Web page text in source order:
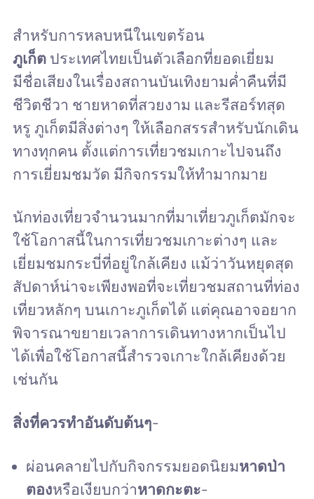
สำหรับการหลบหนีในเขตร้อน
ภูเก็ตประเทศไทยเป็นตัวเลือกที่ยอดเยี่ยม
มีชื่อเสียงในเรื่องสถานบันเทิงยามค่ำคืนที่มี
ชีวิตชีวา ชายหาดที่สวยงาม และรีสอร์ทสุด
หรู ภูเก็ตมีสิ่งต่างๆ ให้เลือกสรรสำหรับนักเดิน
ทางทุกคน ตั้งแต่การเที่ยวชมเกาะไปจนถึง
การเยี่ยมชมวัด มีกิจกรรมให้ทำมากมาย
นักท่องเที่ยวจำนวนมากที่มาเที่ยวภูเก็ตมักจะ
ใช้โอกาสนี้ในการเที่ยวชมเกาะต่างๆ และ
เยี่ยมชมกระบี่ที่อยู่ใกล้เคียง แม้ว่าวันหยุดสุด
สัปดาห์น่าจะเพียงพอที่จะเที่ยวชมสถานที่ท่อง
เที่ยวหลักๆ บนเกาะภูเก็ตได้ แต่คุณอาจอยาก
พิจารณาขยายเวลาการเดินทางหากเป็นไป
ได้เพื่อใช้โอกาสนี้สำรวจเกาะใกล้เคียงด้วย
เช่นกัน
สิ่งที่ควรทำอันดับต้นๆ-
ผ่อนคลายไปกับกิจกรรมยอดนิยมหาดป่า
ตองหรือเงียบกว่าหาดกะตะ-